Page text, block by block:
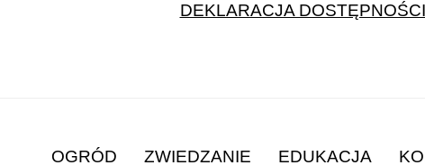
DEKLARACJA DOSTĘPNOŚCI
OGRÓD ZWIEDZANIE EDUKACJA